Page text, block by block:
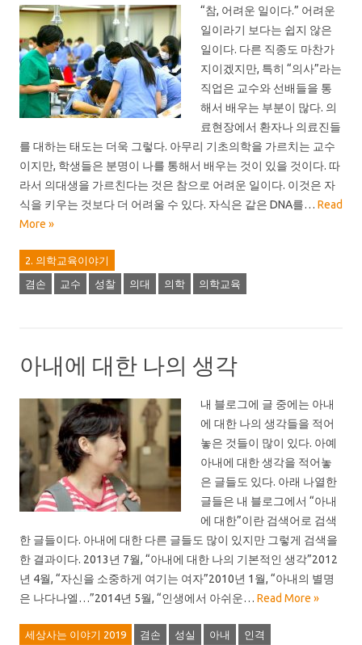
“참, 어려운 일이다.” 어려운
일이라기 보다는 쉽지 않은
일이다. 다른 직종도 마찬가
지이겠지만, 특히 “의사”라는
직업은 교수와 선배들을 통
해서 배우는 부분이 많다. 의
료현장에서 환자나 의료진들
를 대하는 태도는 더욱 그렇다. 아무리 기초의학을 가르치는 교수
이지만, 학생들은 분명이 나를 통해서 배우는 것이 있을 것이다. 따
라서 의대생을 가르친다는 것은 참으로 어려운 일이다. 이것은 자
식을 키우는 것보다 더 어려울 수 있다. 자식은 같은 DNA를… Read
More »
2. 의학교육이야기
겸손 교수 성찰 의대 의학 의학교육
아내에 대한 나의 생각
내 블로그에 글 중에는 아내
에 대한 나의 생각들을 적어
놓은 것들이 많이 있다. 아예
아내에 대한 생각을 적어놓
은 글들도 있다. 아래 나열한
글들은 내 블로그에서 “아내
에 대한”이란 검색어로 검색
한 글들이다. 아내에 대한 다른 글들도 많이 있지만 그렇게 검색을
한 결과이다. 2013년 7월, “아내에 대한 나의 기본적인 생각”2012
년 4월, “자신을 소중하게 여기는 여자”2010년 1월, “아내의 별명
은 나다나엘…”2014년 5월, “인생에서 아쉬운… Read More »
세상사는 이야기 2019 겸손 성실 아내 인격